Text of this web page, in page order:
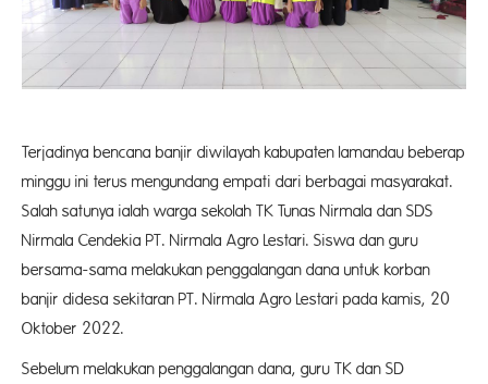
Terjadinya bencana banjir diwilayah kabupaten lamandau beberap
minggu ini terus mengundang empati dari berbagai masyarakat.
Salah satunya ialah warga sekolah TK Tunas Nirmala dan SDS
Nirmala Cendekia PT. Nirmala Agro Lestari. Siswa dan guru
bersama-sama melakukan penggalangan dana untuk korban
banjir didesa sekitaran PT. Nirmala Agro Lestari pada kamis, 20
Oktober 2022.
Sebelum melakukan penggalangan dana, guru TK dan SD